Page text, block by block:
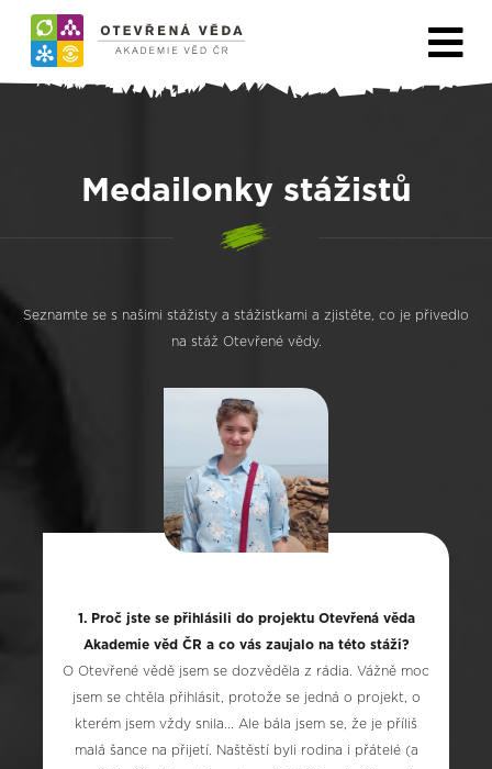
Medailonky stážistů
Seznamte se s našimi stážisty a stážistkami a zjistěte, co je přivedlo
na stáž Otevřené vědy.
1. Proč jste se přihlásili do projektu Otevřená věda
Akademie věd ČR a co vás zaujalo na této stáži?
O Otevřené vědě jsem se dozvěděla z rádia. Vážně moc
jsem se chtěla přihlásit, protože se jedná o projekt, o
kterém jsem vždy snila... Ale bála jsem se, že je příliš
malá šance na přijetí. Naštěstí byli rodina i přátelé (a